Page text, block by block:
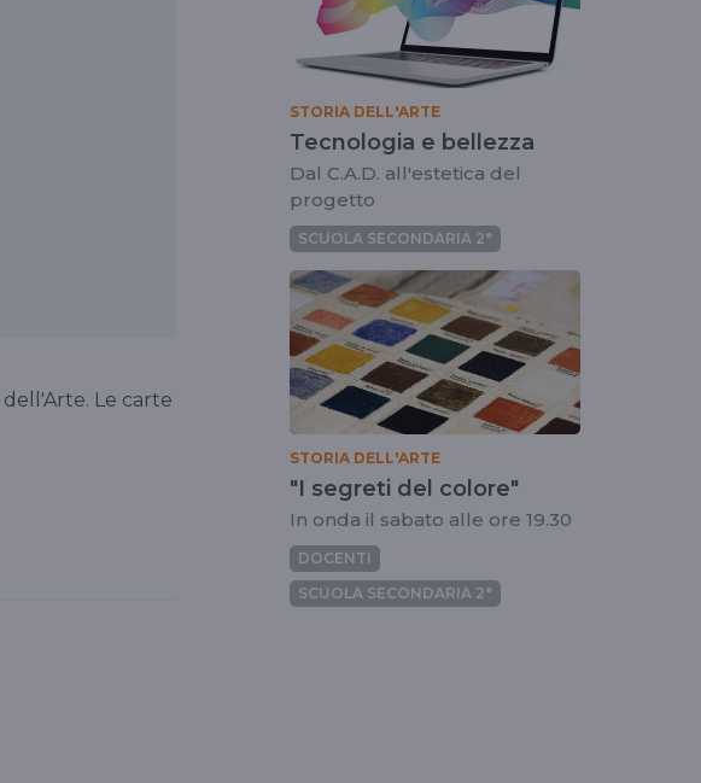
Le carte
STORIA DELL'ARTE
Tecnologia e bellezza
Dal C.A.D. all'estetica del
progetto
SCUOLA SECONDARIA 2°
STORIA DELL'ARTE
"I segreti del colore"
In onda il sabato alle ore 19.30
DOCENTI
SCUOLA SECONDARIA 2°